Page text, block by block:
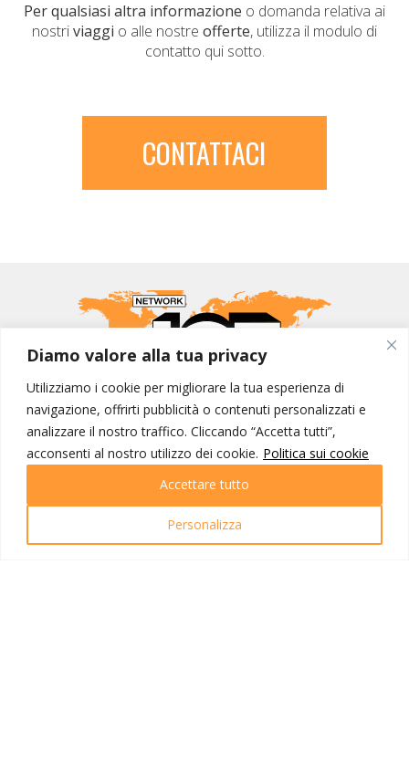
Diamo valore alla tua privacy
Utilizziamo i cookie per migliorare la tua esperienza di
navigazione, offrirti pubblicità o contenuti personalizzati e
analizzare il nostro traffico. Cliccando “Accetta tutti”,
acconsenti al nostro utilizzo dei cookie. Politica sui cookie
Personalizza
Accettare tutto
Per qualsiasi altra informazione o domanda relativa ai
nostriviaggi o alle nostre offerte, utilizza il modulo di
contatto qui sotto.
CONTATTACI
MONDO IOT VIAGGI
Corporate
I NOSTRI PRODOTTI
Destinazioni